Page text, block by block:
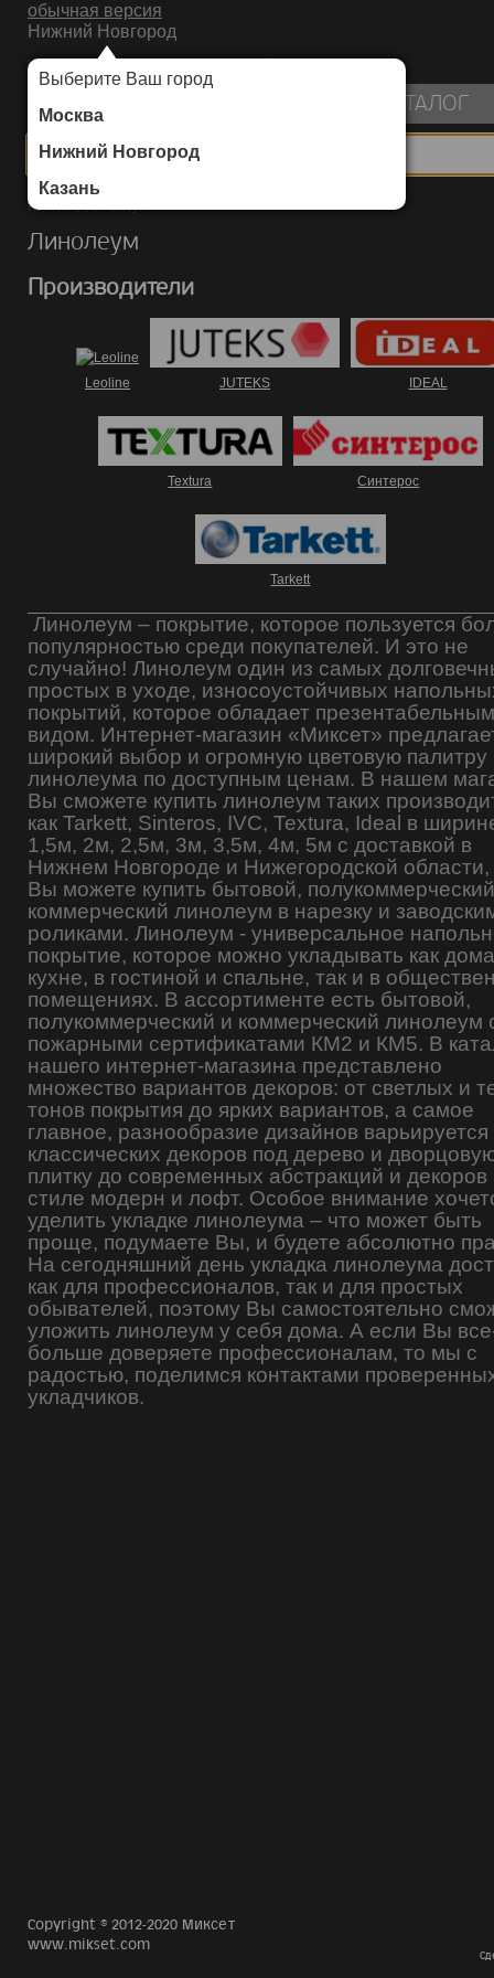
обычная версия
Нижний Новгород
Выберите Ваш город
Москва
Нижний Новгород
Казань
ИНТЕРНЕТ-МАГАЗИН НАПОЛЬНЫХ ПОКРЫТИЙ
КАТАЛОГ
Каталог/Линолеум
Линолеум
Производители
Leoline JUTEKS IDEAL
Textura Синтерос
Tarkett
Линолеум – покрытие, которое пользуется
популярностью среди покупателей. И это не
случайно! Линолеум один из самых
простых в уходе, износоустойчивых
покрытий, которое обладает презентабельным
видом. Интернет-магазин «Миксет»
широкий выбор и огромную цветовую палитру
линолеума по доступным ценам. В нашем
Вы сможете купить линолеум таких
как Tarkett, Sinteros, IVC, Textura, Ideal в
1,5м, 2м, 2,5м, 3м, 3,5м, 4м, 5м с доставкой в
Нижнем Новгороде и Нижегородской области,
Вы можете купить бытовой,
коммерческий линолеум в нарезку и
роликами. Линолеум - универсальное
покрытие, которое можно укладывать как
кухне, в гостиной и спальне, так и в
помещениях. В ассортименте есть бытовой,
полукоммерческий и коммерческий линолеум
пожарными сертификатами КМ2 и КМ5. В
нашего интернет-магазина представлено
множество вариантов декоров: от светлых и
тонов покрытия до ярких вариантов, а самое
главное, разнообразие дизайнов варьируется
классических декоров под дерево и
плитку до современных абстракций и декоров
стиле модерн и лофт. Особое внимание
уделить укладке линолеума – что может быть
проще, подумаете Вы, и будете абсолютно
На сегодняшний день укладка линолеума
как для профессионалов, так и для простых
обывателей, поэтому Вы самостоятельно
уложить линолеум у себя дома. А если Вы
больше доверяете профессионалам, то мы с
радостью, поделимся контактами
укладчиков.
Copyright © 2012-2020 Миксет
www.mikset.com